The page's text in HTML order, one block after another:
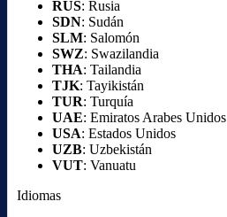
RUS: Rusia
SDN: Sudán
SLM: Salomón
SWZ: Swazilandia
THA: Tailandia
TJK: Tayikistán
TUR: Turquía
UAE: Emiratos Arabes Unidos
USA: Estados Unidos
UZB: Uzbekistán
VUT: Vanuatu
Idiomas